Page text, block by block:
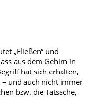
„Fließen“ und
aus dem Gehirn in
hat sich erhalten,
und auch nicht immer
bzw. die Tatsache,